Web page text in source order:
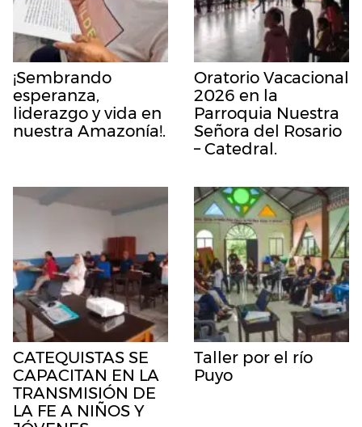
¡Sembrando
esperanza,
liderazgo y vida en
nuestra Amazonía!.
Oratorio Vacacional
2026 en la
Parroquia Nuestra
Señora del Rosario
– Catedral.
CATEQUISTAS SE
CAPACITAN EN LA
TRANSMISIÓN DE
LA FE A NIÑOS Y
Taller por el río
Puyo